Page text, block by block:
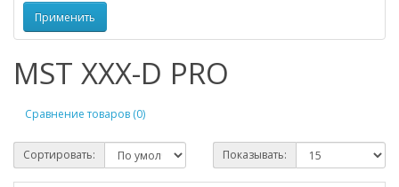
MST XXX-D PRO
Сравнение товаров (0)
Сортировать: Показывать: